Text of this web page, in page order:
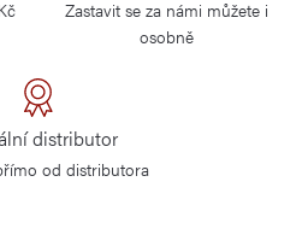
Zastavit se za námi můžete i
osobně
distributor
od distributora